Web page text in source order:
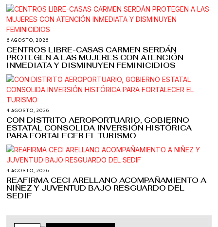
6 AGOSTO, 2026
CENTROS LIBRE-CASAS CARMEN SERDÁN
PROTEGEN A LAS MUJERES CON ATENCIÓN
INMEDIATA Y DISMINUYEN FEMINICIDIOS
4 AGOSTO, 2026
CON DISTRITO AEROPORTUARIO, GOBIERNO
ESTATAL CONSOLIDA INVERSIÓN HISTÓRICA
PARA FORTALECER EL TURISMO
4 AGOSTO, 2026
REAFIRMA CECI ARELLANO ACOMPAÑAMIENTO A
NIÑEZ Y JUVENTUD BAJO RESGUARDO DEL
SEDIF